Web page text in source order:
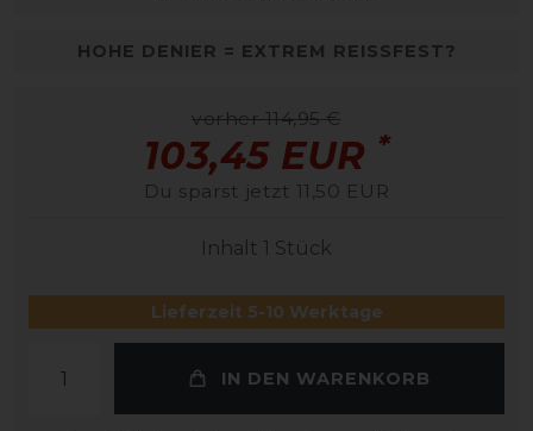
HOHE DENIER = EXTREM REISSFEST?
vorher 114,95 €
103,45 EUR *
Du sparst jetzt 11,50 EUR
Inhalt 1 Stück
Lieferzeit 5-10 Werktage
IN DEN WARENKORB